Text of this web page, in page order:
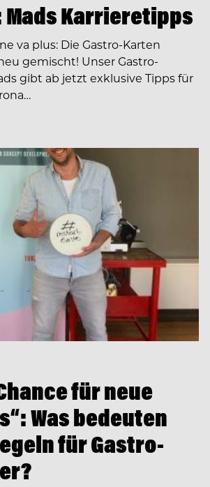
Mads Karrieretipps
va plus: Die Gastro-Karten
gemischt! Unser Gastro-
gibt ab jetzt exklusive Tipps für
für neue
Was bedeuten
für Gastro-